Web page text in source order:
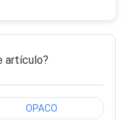
artículo?
OPACO